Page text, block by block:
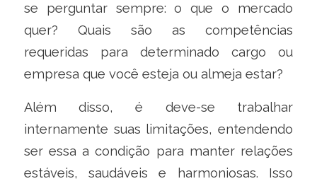
se perguntar sempre: o que o mercado
quer? Quais são as competências
requeridas para determinado cargo ou
empresa que você esteja ou almeja estar?
Além disso, é deve-se trabalhar
internamente suas limitações, entendendo
ser essa a condição para manter relações
estáveis, saudáveis e harmoniosas. Isso